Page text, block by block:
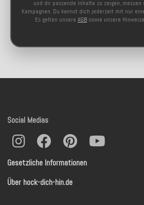
und dir passende Inhalte zu zeigen, messen
Kampagnen. Du kannst dich jederzeit mit nur
Es gelten unsere AGB sowie unsere
Gesetzliche Informationen
Über hock-dich-hin.de
Social Medias